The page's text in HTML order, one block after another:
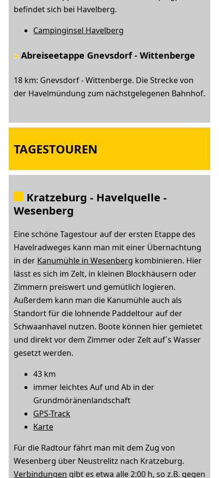
befindet sich bei Havelberg.
Campinginsel Havelberg
Abreiseetappe Gnevsdorf - Wittenberge
18 km: Gnevsdorf - Wittenberge. Die Strecke von
der Havelmündung zum nächstgelegenen Bahnhof.
TAGESTOUREN
Kratzeburg - Havelquelle -
Wesenberg
Eine schöne Tagestour auf der ersten Etappe des
Havelradweges kann man mit einer Übernachtung
in der Kanumühle in Wesenberg kombinieren. Hier
lässt es sich im Zelt, in kleinen Blockhäusern oder
Zimmern preiswert und gemütlich logieren.
Außerdem kann man die Kanumühle auch als
Standort für die lohnende Paddeltour auf der
Schwaanhavel nutzen. Boote können hier gemietet
und direkt vor dem Zimmer oder Zelt auf´s Wasser
gesetzt werden.
43 km
immer leichtes Auf und Ab in der
Grundmöränenlandschaft
GPS-Track
Karte
Für die Radtour fährt man mit dem Zug von
Wesenberg über Neustrelitz nach Kratzeburg.
Verbindungen gibt es etwa alle 2:00 h, so z.B. gegen